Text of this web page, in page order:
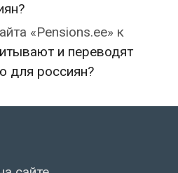
«Pensions.ee» к
и переводят
для россиян?